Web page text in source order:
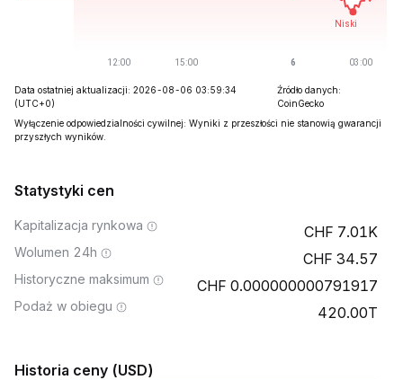
Data ostatniej aktualizacji: 2026-08-06 03:59:34
(UTC+0)
Źródło danych:
CoinGecko
Wyłączenie odpowiedzialności cywilnej: Wyniki z przeszłości nie stanowią gwarancji
przyszłych wyników.
Statystyki cen
Kapitalizacja rynkowa 7.01K
Wolumen 24h 34.57
Historyczne maksimum 0.000000000791917
Podaż w obiegu 420.00T
Historia ceny (USD)